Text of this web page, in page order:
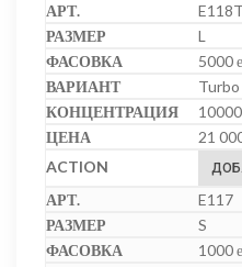
E118T
L
5000
Turbo
21
E117
S
1000